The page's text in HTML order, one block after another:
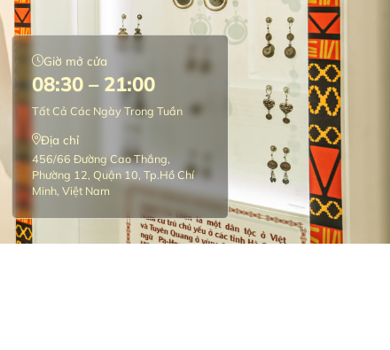
Giờ mở cửa
08:30 – 21:00
Tất Cả Các Ngày Trong Tuần
Địa chỉ
456/66 Đường Cao Thắng,
Phường 12, Quận 10, Tp.Hồ Chí
Minh, Việt Nam